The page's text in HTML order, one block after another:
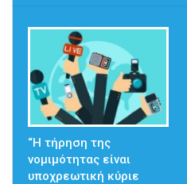
“Η τήρηση της
νομιμότητας είναι
υποχρεωτική κύριε